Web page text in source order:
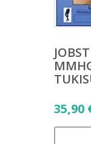
35,90